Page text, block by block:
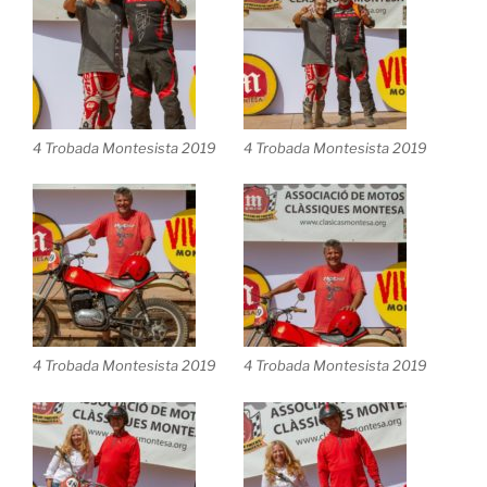
4 Trobada Montesista 2019 4 Trobada Montesista 2019
4 Trobada Montesista 2019 4 Trobada Montesista 2019